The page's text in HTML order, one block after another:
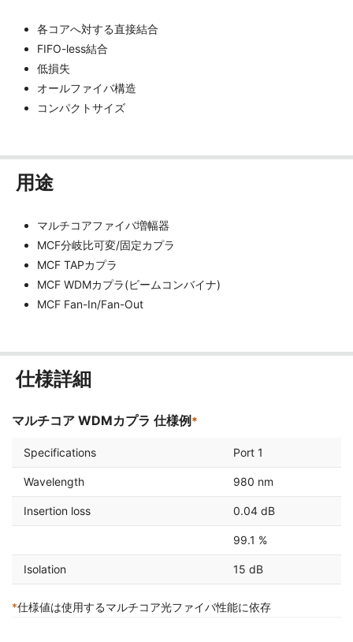
各コアへ対する直接結合
FIFO-less結合
低損失
オールファイバ構造
コンパクトサイズ
用途
マルチコアファイバ増幅器
MCF分岐比可変/固定カプラ
MCF TAPカプラ
MCF WDMカプラ(ビームコンバイナ)
MCF Fan-In/Fan-Out
仕様詳細
マルチコア WDMカプラ 仕様例 *
Specifications Port 1
Wavelength 980 nm
Insertion loss 0.04 dB
99.1 %
Isolation 15 dB
*仕様値は使用するマルチコア光ファイバ性能に依存